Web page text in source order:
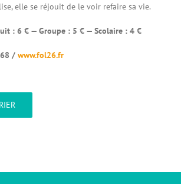
elle se réjouit de le voir refaire sa vie.
: 6 € — Groupe : 5 € — Scolaire : 4 €
/ www.fol26.fr